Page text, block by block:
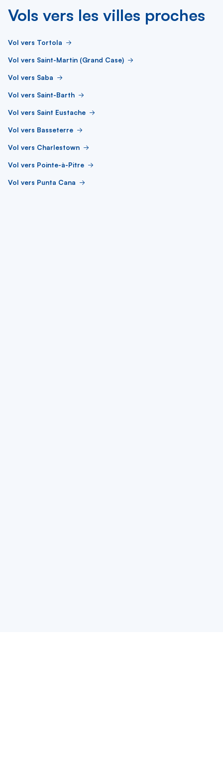
Vols vers les villes proches
Vol vers Tortola
Vol vers Saint-Martin (Grand Case)
Vol vers Saba
Vol vers Saint-Barth
Vol vers Saint Eustache
Vol vers Basseterre
Vol vers Charlestown
Vol vers Pointe-à-Pitre
Vol vers Punta Cana